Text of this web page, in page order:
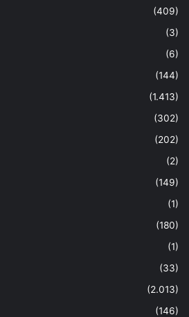
(409)
(3)
(6)
(144)
(1.413)
(302)
(202)
(2)
(149)
(1)
(180)
(1)
(33)
(2.013)
(146)